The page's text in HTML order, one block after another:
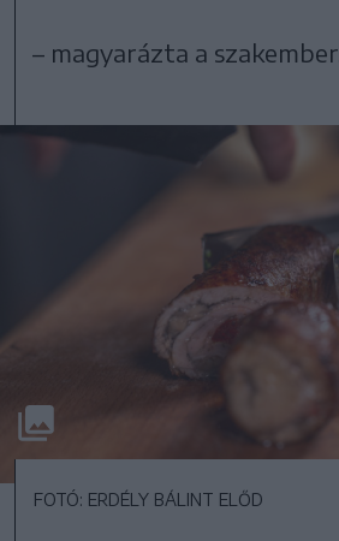
– magyarázta a szakember.
FOTÓ: ERDÉLY BÁLINT ELŐD